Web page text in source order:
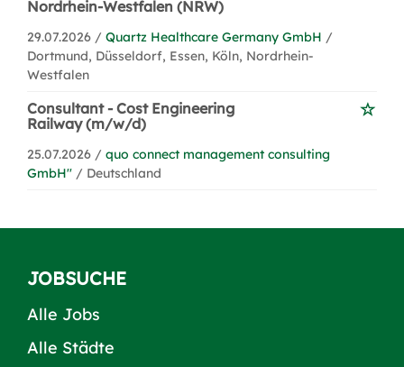
Nordrhein-Westfalen (NRW)
29.07.2026 / Quartz Healthcare Germany GmbH /
Dortmund, Düsseldorf, Essen, Köln, Nordrhein-
Westfalen
Consultant - Cost Engineering
Railway (m/w/d)
25.07.2026 / quo connect management consulting
GmbH'' / Deutschland
JOBSUCHE
Alle Jobs
Alle Städte